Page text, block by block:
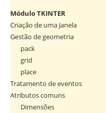
Módulo TKINTER
Criação de uma Janela
Gestão de geometria
pack
grid
place
Tratamento de eventos
Atributos comuns
Dimensões